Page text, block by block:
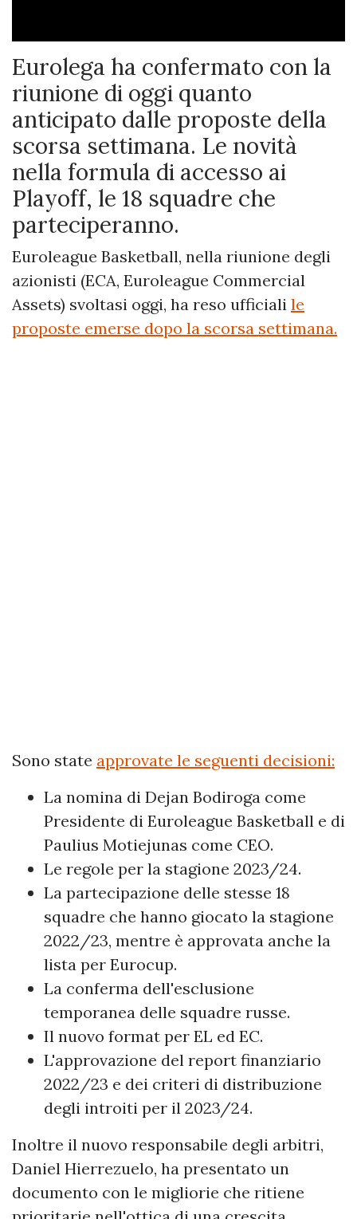
Eurolega ha confermato con la
riunione di oggi quanto
anticipato dalle proposte della
scorsa settimana. Le novità
nella formula di accesso ai
Playoff, le 18 squadre che
parteciperanno.
Euroleague Basketball, nella riunione degli
azionisti (ECA, Euroleague Commercial
Assets) svoltasi oggi, ha reso ufficiali le
proposte emerse dopo la scorsa settimana.
Sono state approvate le seguenti decisioni:
La nomina di Dejan Bodiroga come
Presidente di Euroleague Basketball e di
Paulius Motiejunas come CEO.
Le regole per la stagione 2023/24.
La partecipazione delle stesse 18
squadre che hanno giocato la stagione
2022/23, mentre è approvata anche la
lista per Eurocup.
La conferma dell'esclusione
temporanea delle squadre russe.
Il nuovo format per EL ed EC.
L'approvazione del report finanziario
2022/23 e dei criteri di distribuzione
degli introiti per il 2023/24.
Inoltre il nuovo responsabile degli arbitri,
Daniel Hierrezuelo, ha presentato un
documento con le migliorie che ritiene